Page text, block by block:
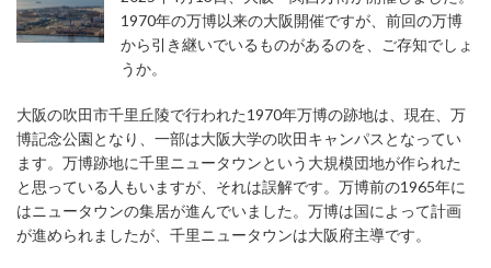
1970年の万博以来の大阪開催ですが、前回の万博
から引き継いでいるものがあるのを、ご存知でしょ
うか。
大阪の吹田市千里丘陵で行われた1970年万博の跡地は、現在、万
博記念公園となり、一部は大阪大学の吹田キャンパスとなってい
ます。万博跡地に千里ニュータウンという大規模団地が作られた
と思っている人もいますが、それは誤解です。万博前の1965年に
はニュータウンの集居が進んでいました。万博は国によって計画
が進められましたが、千里ニュータウンは大阪府主導です。